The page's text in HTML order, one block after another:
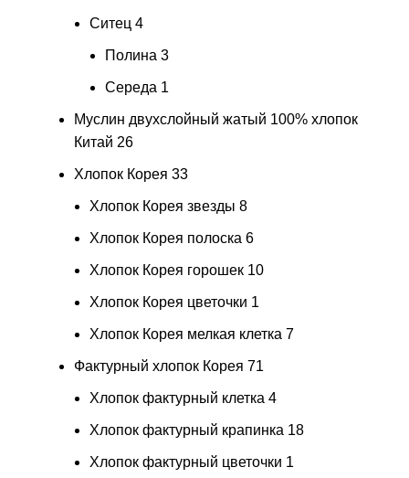
Ситец 4
Полина 3
Середа 1
Муслин двухслойный жатый 100% хлопок
Китай 26
Хлопок Корея 33
Хлопок Корея звезды 8
Хлопок Корея полоска 6
Хлопок Корея горошек 10
Хлопок Корея цветочки 1
Хлопок Корея мелкая клетка 7
Фактурный хлопок Корея 71
Хлопок фактурный клетка 4
Хлопок фактурный крапинка 18
Хлопок фактурный цветочки 1